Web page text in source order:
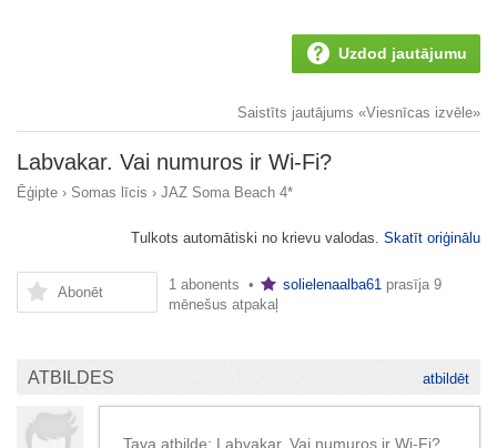
Uzdod jautājumu
Saistīts jautājums «Viesnīcas izvēle»
Labvakar. Vai numuros ir Wi-Fi?
Ēģipte › Somas līcis › JAZ Soma Beach 4*
Tulkots automātiski no krievu valodas. Skatīt oriģinālu
Abonēt 1 abonents • solielenaalba61 prasīja 9
mēnešus atpakaļ
ATBILDES atbildēt